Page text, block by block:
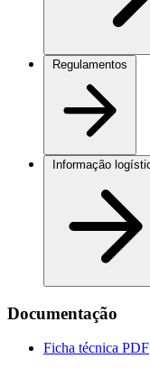
Documentação
Ficha técnica PDF